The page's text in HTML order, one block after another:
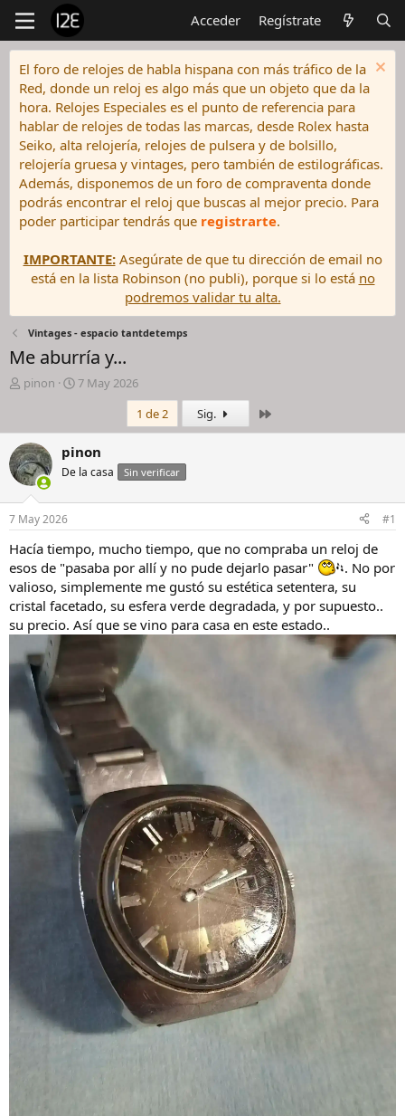
Acceder Regístrate
El foro de relojes de habla hispana con más tráfico de la
Red, donde un reloj es algo más que un objeto que da la
hora. Relojes Especiales es el punto de referencia para
hablar de relojes de todas las marcas, desde Rolex hasta
Seiko, alta relojería, relojes de pulsera y de bolsillo,
relojería gruesa y vintages, pero también de estilográficas.
Además, disponemos de un foro de compraventa donde
podrás encontrar el reloj que buscas al mejor precio. Para
poder participar tendrás que registrarte.
IMPORTANTE:Asegúrate de que tu dirección de email no
está en la lista Robinson (no publi), porque si lo está no
podremos validar tu alta.
Vintages - espacio tantdetemps
Me aburría y...
I
c
i
a
d
o
r
d
e
h
i
l
o
pinon
F
h
a
d
e
i
c
i
o
7 May 2026
1 de 2
Sig.
pinon
De la casa Sin verificar
7 May 2026 #1
Hacía tiempo, mucho tiempo, que no compraba un reloj de
esos de "pasaba por allí y no pude dejarlo pasar"
. No por
valioso, simplemente me gustó su estética setentera, su
cristal facetado, su esfera verde degradada, y por supuesto..
su precio. Así que se vino para casa en este estado..